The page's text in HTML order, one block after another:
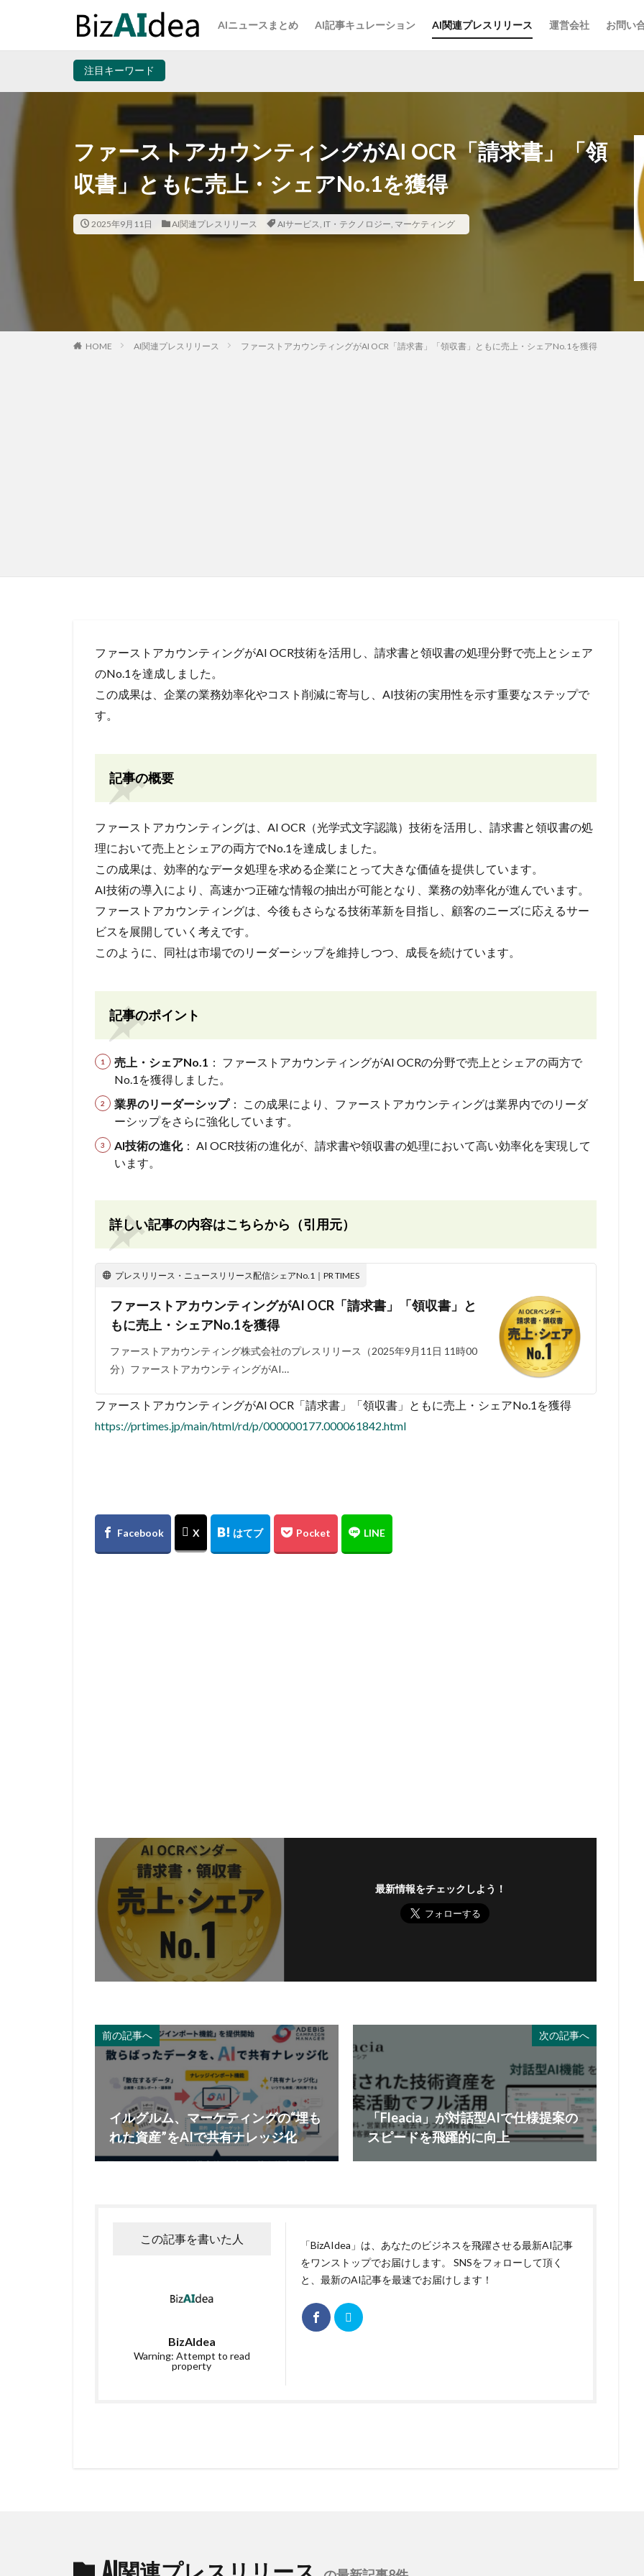
AIニュースまとめ AI記事キュレーション AI関連プレスリリース 運営会社 お問い
注目キーワード
ファーストアカウンティングがAI OCR「請求書」「領
収書」ともに売上・シェアNo.1を獲得
2025年9月11日 AI関連プレスリリース AIサービス, IT・テクノロジー, マーケティング
HOME AI関連プレスリリース ファーストアカウンティングがAI OCR「請求書」「領収書」ともに売上・シェアNo.1を獲得
ファーストアカウンティングがAI OCR技術を活用し、請求書と領収書の処理分野で売上とシェア
のNo.1を達成しました。
この成果は、企業の業務効率化やコスト削減に寄与し、AI技術の実用性を示す重要なステップで
す。
記事の概要
ファーストアカウンティングは、AI OCR（光学式文字認識）技術を活用し、請求書と領収書の処
理において売上とシェアの両方でNo.1を達成しました。
この成果は、効率的なデータ処理を求める企業にとって大きな価値を提供しています。
AI技術の導入により、高速かつ正確な情報の抽出が可能となり、業務の効率化が進んでいます。
ファーストアカウンティングは、今後もさらなる技術革新を目指し、顧客のニーズに応えるサー
ビスを展開していく考えです。
このように、同社は市場でのリーダーシップを維持しつつ、成長を続けています。
記事のポイント
売上・シェアNo.1 ： ファーストアカウンティングがAI OCRの分野で売上とシェアの両方で
No.1を獲得しました。
業界のリーダーシップ： この成果により、ファーストアカウンティングは業界内でのリーダ
ーシップをさらに強化しています。
AI技術の進化： AI OCR技術の進化が、請求書や領収書の処理において高い効率化を実現して
います。
詳しい記事の内容はこちらから（引用元）
プレスリリース・ニュースリリース配信シェアNo.1｜PR TIMES
ファーストアカウンティングがAI OCR「請求書」「領収書」と
もに売上・シェアNo.1を獲得
ファーストアカウンティング株式会社のプレスリリース（2025年9月11日 11時00
分）ファーストアカウンティングがAI…
ファーストアカウンティングがAI OCR「請求書」「領収書」ともに売上・シェアNo.1を獲得
https://prtimes.jp/main/html/rd/p/000000177.000061842.html
最新情報をチェックしよう！
前の記事へ
イルグルム、マーケティングの“埋も
れた資産”をAIで共有ナレッジ化
次の記事へ
「Fleacia」が対話型AIで仕様提案の
スピードを飛躍的に向上
この記事を書いた人
BizAIdea
Warning: Attempt to read
property
「BizAIdea」は、あなたのビジネスを飛躍させる最新AI記事
をワンストップでお届けします。 SNSをフォローして頂く
と、最新のAI記事を最速でお届けします！